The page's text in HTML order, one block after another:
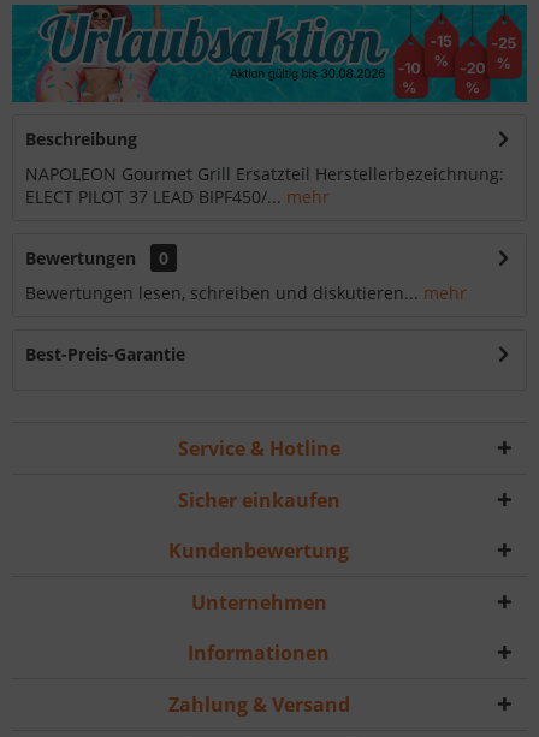
Beschreibung
NAPOLEON Gourmet Grill Ersatzteil Herstellerbezeichnung:
ELECT PILOT 37 LEAD BIPF450/... mehr
Bewertungen
0
Bewertungen lesen, schreiben und diskutieren... mehr
Best-Preis-Garantie
Service & Hotline
Sicher einkaufen
Kundenbewertung
Unternehmen
Informationen
Zahlung & Versand